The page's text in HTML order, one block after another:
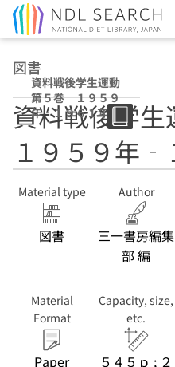
図書
資料戦後学生運動
第５巻 １９５９
年‐１９６１年
資料戦後学
１９５９年‐
Material type
図書
Author
三一書房編集
部 編
Material
Format
Paper
Capacity, size,
etc.
５４５ｐ ; ２